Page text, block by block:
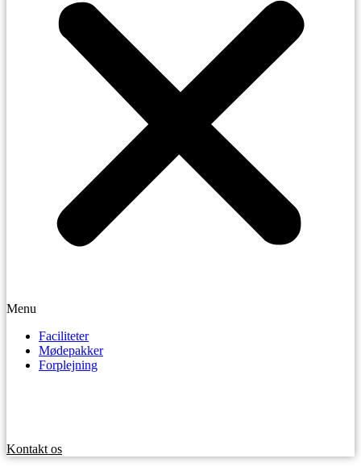
Menu
Faciliteter
Mødepakker
Forplejning
Kontakt os